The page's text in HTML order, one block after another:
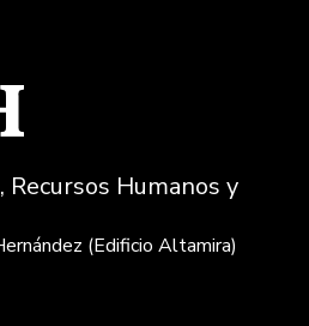
Recursos Humanos y
(Edificio Altamira)